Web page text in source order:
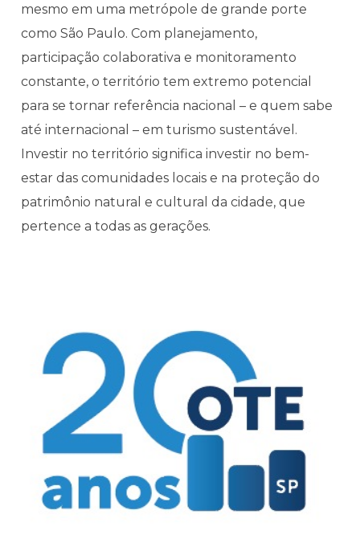
mesmo em uma metrópole de grande porte
como São Paulo. Com planejamento,
participação colaborativa e monitoramento
constante, o território tem extremo potencial
para se tornar referência nacional – e quem sabe
até internacional – em turismo sustentável.
Investir no território significa investir no bem-
estar das comunidades locais e na proteção do
patrimônio natural e cultural da cidade, que
pertence a todas as gerações.